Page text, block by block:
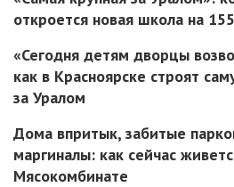
откроется новая школа на
«Сегодня детям дворцы
как в Красноярске строят
за Уралом
Дома впритык, забитые
маргиналы: как сейчас
Мясокомбинате